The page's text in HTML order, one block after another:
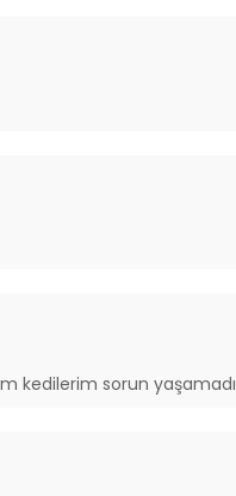
kedilerim sorun yaşamadı